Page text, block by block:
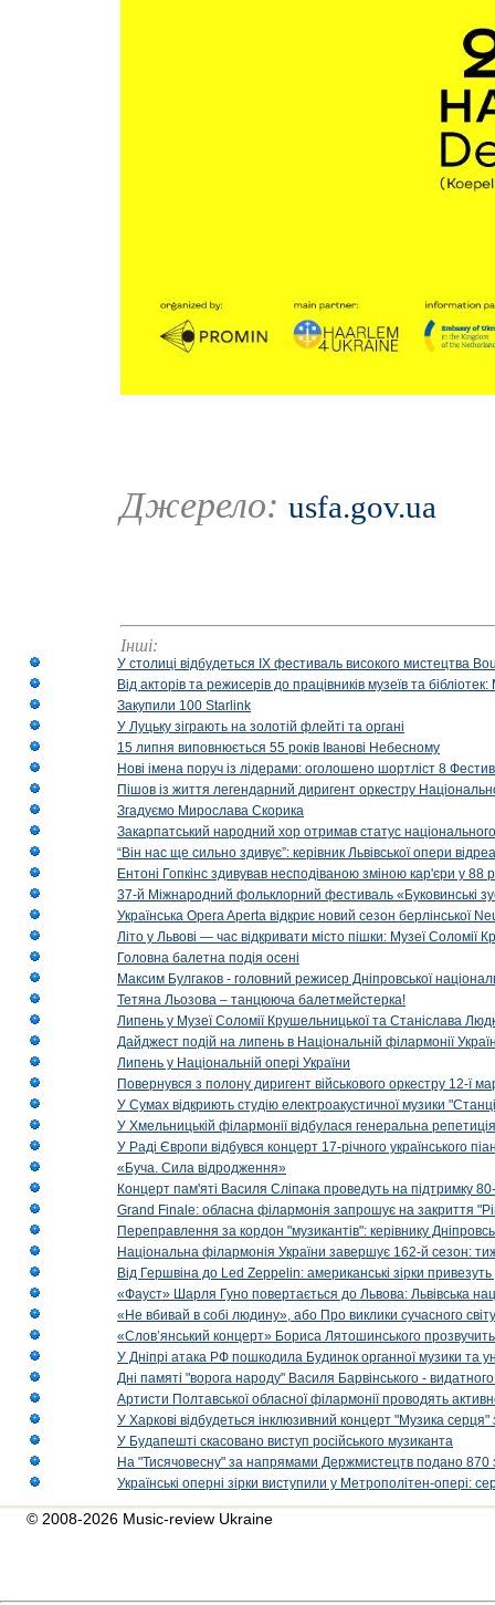
Джерело: usfa.gov.ua
Інші:
У столиці відбудеться IX фестиваль високого мистецтва
Від акторів та режисерів до працівників музеїв та
Закупили 100 Starlink
У Луцьку зіграють на золотій флейті та органі
15 липня виповнюється 55 років Іванові Небесному
Нові імена поруч із лідерами: оголошено шортліст 8
Пішов із життя легендарний диригент оркестру
Згадуємо Мирослава Скорика
Закарпатський народний хор отримав статус національного
“Він нас ще сильно здивує”: керівник Львівської опери
Ентоні Гопкінс здивував несподіваною зміною кар'єри у 88
37-й Міжнародний фольклорний фестиваль «Буковинські
Українська Opera Aperta відкриє новий сезон берлінської
Літо у Львові — час відкривати місто пішки: Музеї Соломії
Головна балетна подія осені
Максим Булгаков - головний режисер Дніпровської
Тетяна Льозова – танцююча балетмейстерка!
Липень у Музеї Соломії Крушельницької та Станіслава
Дайджест подій на липень в Національній філармонії
Липень у Національній опері України
Повернувся з полону диригент військового оркестру 12-ї
У Сумах відкриють студію електроакустичної музики
У Хмельницькій філармонії відбулася генеральна
У Раді Європи відбувся концерт 17-річного українського
«Буча. Сила відродження»
Концерт пам'яті Василя Сліпака проведуть на підтримку
Grand Finale: обласна філармонія запрошує на закриття
Переправлення за кордон "музикантів": керівнику
Національна філармонія України завершує 162-й сезон:
Від Гершвіна до Led Zeppelin: американські зірки
«Фауст» Шарля Гуно повертається до Львова: Львівська
«Не вбивай в собі людину», або Про виклики сучасного світу
«Слов’янський концерт» Бориса Лятошинського
У Дніпрі атака РФ пошкодила Будинок органної музики та
Дні памяті "ворога народу" Василя Барвінського -
Артисти Полтавської обласної філармонії проводять
У Харкові відбудеться інклюзивний концерт "Музика
У Будапешті скасовано виступ російського музиканта
На "Тисячовесну" за напрямами Держмистецтв подано 870
Українські оперні зірки виступили у Метрополітен-опері:
© 2008-2026 Music-review Ukraine